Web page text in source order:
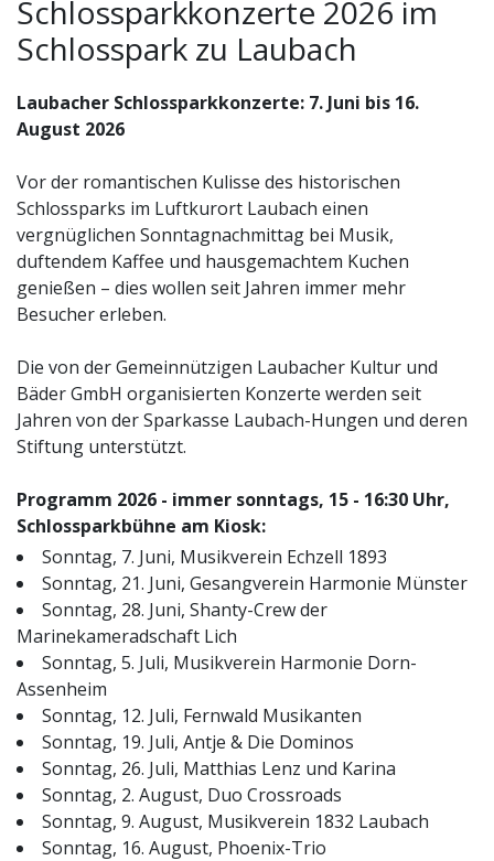
Schlossparkkonzerte 2026 im
Schlosspark zu Laubach
Laubacher Schlossparkkonzerte: 7. Juni bis 16.
August 2026
Vor der romantischen Kulisse des historischen
Schlossparks im Luftkurort Laubach einen
vergnüglichen Sonntagnachmittag bei Musik,
duftendem Kaffee und hausgemachtem Kuchen
genießen – dies wollen seit Jahren immer mehr
Besucher erleben.
Die von der Gemeinnützigen Laubacher Kultur und
Bäder GmbH organisierten Konzerte werden seit
Jahren von der Sparkasse Laubach-Hungen und deren
Stiftung unterstützt.
Programm 2026 - immer sonntags, 15 - 16:30 Uhr,
Schlossparkbühne am Kiosk:
Sonntag, 7. Juni, Musikverein Echzell 1893
Sonntag, 21. Juni, Gesangverein Harmonie Münster
Sonntag, 28. Juni, Shanty-Crew der
Marinekameradschaft Lich
Sonntag, 5. Juli, Musikverein Harmonie Dorn-
Assenheim
Sonntag, 12. Juli, Fernwald Musikanten
Sonntag, 19. Juli, Antje & Die Dominos
Sonntag, 26. Juli, Matthias Lenz und Karina
Sonntag, 2. August, Duo Crossroads
Sonntag, 9. August, Musikverein 1832 Laubach
Sonntag, 16. August, Phoenix-Trio